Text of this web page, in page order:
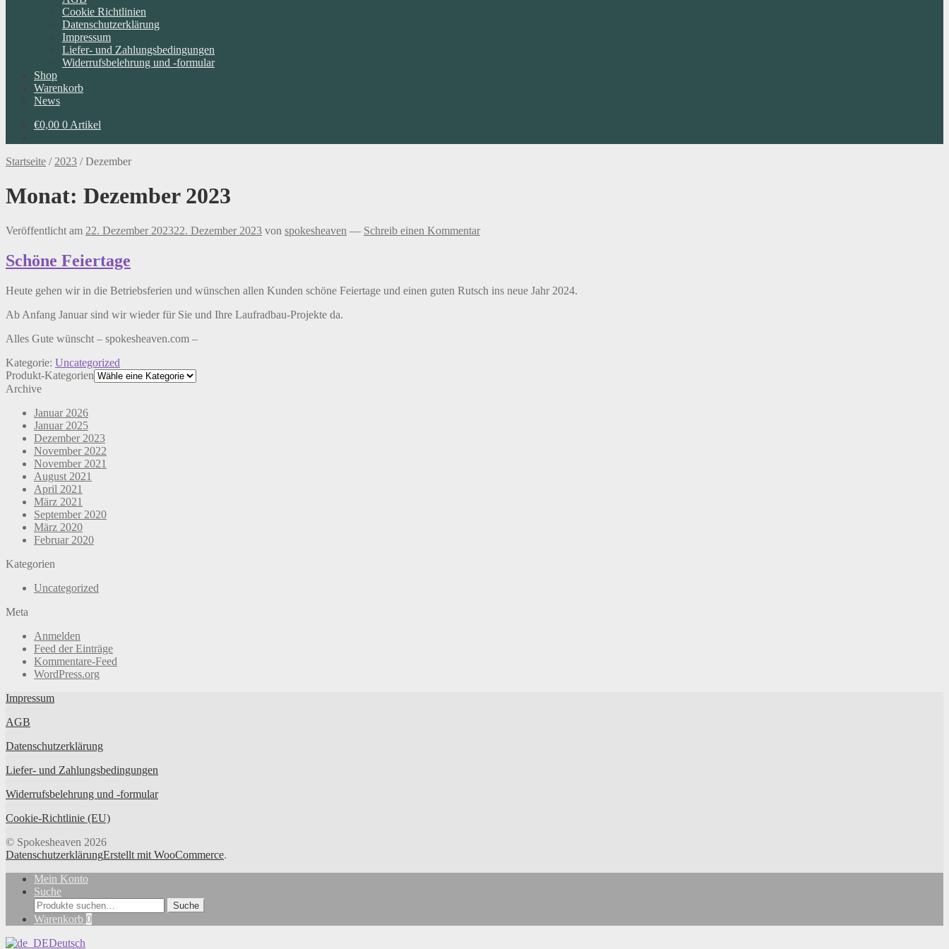
Cookie Richtlinien
Datenschutzerklärung
Impressum
Liefer- und Zahlungsbedingungen
Widerrufsbelehrung und -formular
Shop
Warenkorb
News
€0,00 0 Artikel
Startseite / 2023 /Dezember
Monat: Dezember 2023
Veröffentlicht am 22. Dezember 202322. Dezember 2023 von spokesheaven — Schreib einen Kommentar
Schöne Feiertage
Heute gehen wir in die Betriebsferien und wünschen allen Kunden schöne Feiertage und einen guten Rutsch ins neue Jahr 2024.
Ab Anfang Januar sind wir wieder für Sie und Ihre Laufradbau-Projekte da.
Alles Gute wünscht – spokesheaven.com –
Kategorie: Uncategorized
Produkt-Kategorien
Archive
Januar 2026
Januar 2025
Dezember 2023
November 2022
November 2021
August 2021
April 2021
März 2021
September 2020
März 2020
Februar 2020
Kategorien
Uncategorized
Meta
Anmelden
Feed der Einträge
Kommentare-Feed
WordPress.org
Impressum
AGB
Datenschutzerklärung
Liefer- und Zahlungsbedingungen
Widerrufsbelehrung und -formular
Cookie-Richtlinie (EU)
© Spokesheaven 2026
DatenschutzerklärungErstellt mit WooCommerce.
Mein Konto
Suche
Suche
nach:
Suche
Warenkorb 0
Deutsch